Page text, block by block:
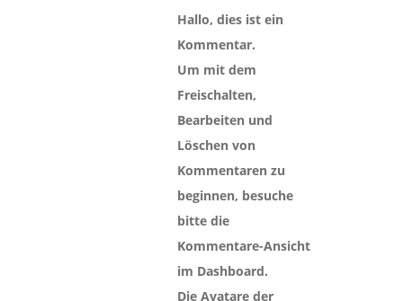
Hallo, dies ist ein
Kommentar.
Um mit dem
Freischalten,
Bearbeiten und
Löschen von
Kommentaren zu
beginnen, besuche
bitte die
Kommentare-Ansicht
im Dashboard.
Die Avatare der